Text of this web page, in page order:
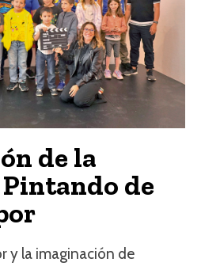
de la
de
y la imaginación de